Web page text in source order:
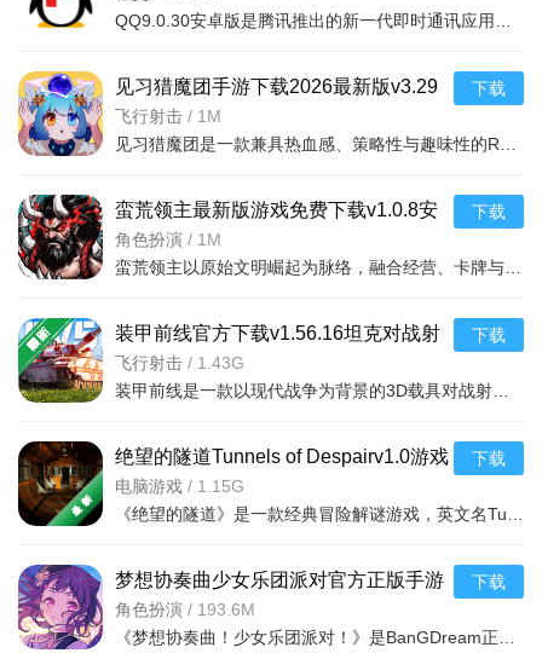
卡、敌人、宝物全随机生成，无固定游玩套路，每次猎魔冒险都
合，可打造专属战斗风格，耐玩性极高。
弹幕射击爽感十足，策略与操作兼具：高自由度走位搭配炫
流利；同时需要合理搭配武器、流派与道具，预判敌人弹幕轨
迹，兼顾操作技巧与策略规划，新手可快速上手，资深玩家可深
耕操作，挑战更高难度关卡。
上手门槛低，福利友好且适配广泛：操作简洁直观，新手有
清晰引导，快速掌握走位、射击与武器搭配核心逻辑，无需复杂
技巧；适配多机型，运行稳定流畅，无卡顿掉线问题，支持跨平
可通过副本、活动获取所有核心装备与道具，付费内容仅限外
观，兼顾公平性与休闲体验。
见习猎魔团手游下载2026最新版v3.29
官方版
飞行射击 / 1M
下载
蛮荒领主最新版游戏免费下载v1.0.8安
卓版
角色扮演 / 1M
下载
装甲前线官方下载v1.56.16坦克对战射
击游戏
飞行射击 / 1.43G
下载
绝望的隧道Tunnels of Despairv1.0游戏
下载
电脑游戏 / 1.15G
下载
梦想协奏曲少女乐团派对官方正版手游
下载安卓版v9.4.3最新版
角色扮演 / 193.6M
下载